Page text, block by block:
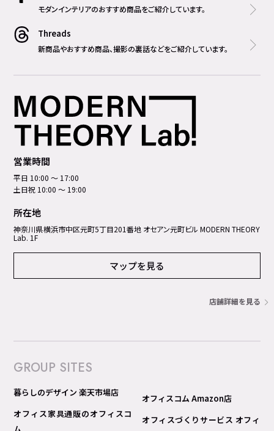
モダンインテリアのおすすめ商品をご紹介しています。
Threads
新商品やおすすめ商品、撮影の裏話などをご紹介しています。
営業時間
平日 10:00 ～ 17:00
土日祝 10:00 ～ 19:00
所在地
神奈川県横浜市中区元町5丁⽬201番地 オセアン元町ビル MODERN THEORY
Lab. 1F
マップを見る
店舗詳細を見る
GROUP SITES
暮らしのデザイン 楽天市場店
オフィス家具通販のオフィスコ
オフィスコム Amazon店
オフィスづくりサービス オフィ